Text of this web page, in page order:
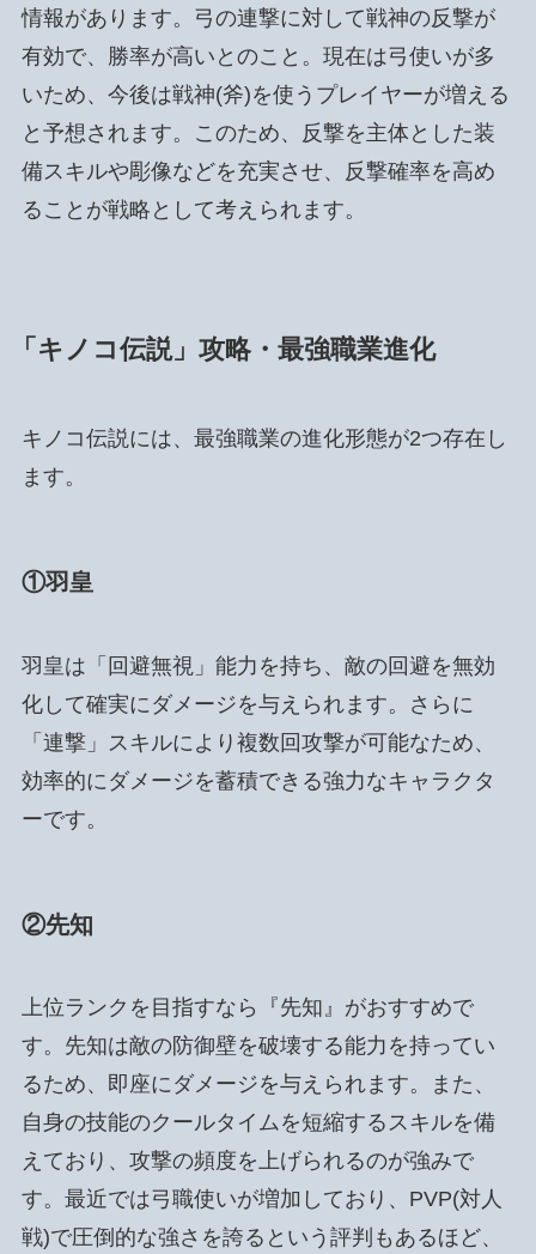
情報があります。弓の連撃に対して戦神の反撃が
有効で、勝率が高いとのこと。現在は弓使いが多
いため、今後は戦神(斧)を使うプレイヤーが増える
と予想されます。このため、反撃を主体とした装
備スキルや彫像などを充実させ、反撃確率を高め
ることが戦略として考えられます。
「キノコ伝説」攻略・最強職業進化
キノコ伝説には、最強職業の進化形態が2つ存在し
ます。
①羽皇
羽皇は「回避無視」能力を持ち、敵の回避を無効
化して確実にダメージを与えられます。さらに
「連撃」スキルにより複数回攻撃が可能なため、
効率的にダメージを蓄積できる強力なキャラクタ
ーです。
②先知
上位ランクを目指すなら『先知』がおすすめで
す。先知は敵の防御壁を破壊する能力を持ってい
るため、即座にダメージを与えられます。また、
自身の技能のクールタイムを短縮するスキルを備
えており、攻撃の頻度を上げられるのが強みで
す。最近では弓職使いが増加しており、PVP(対人
戦)で圧倒的な強さを誇るという評判もあるほど、